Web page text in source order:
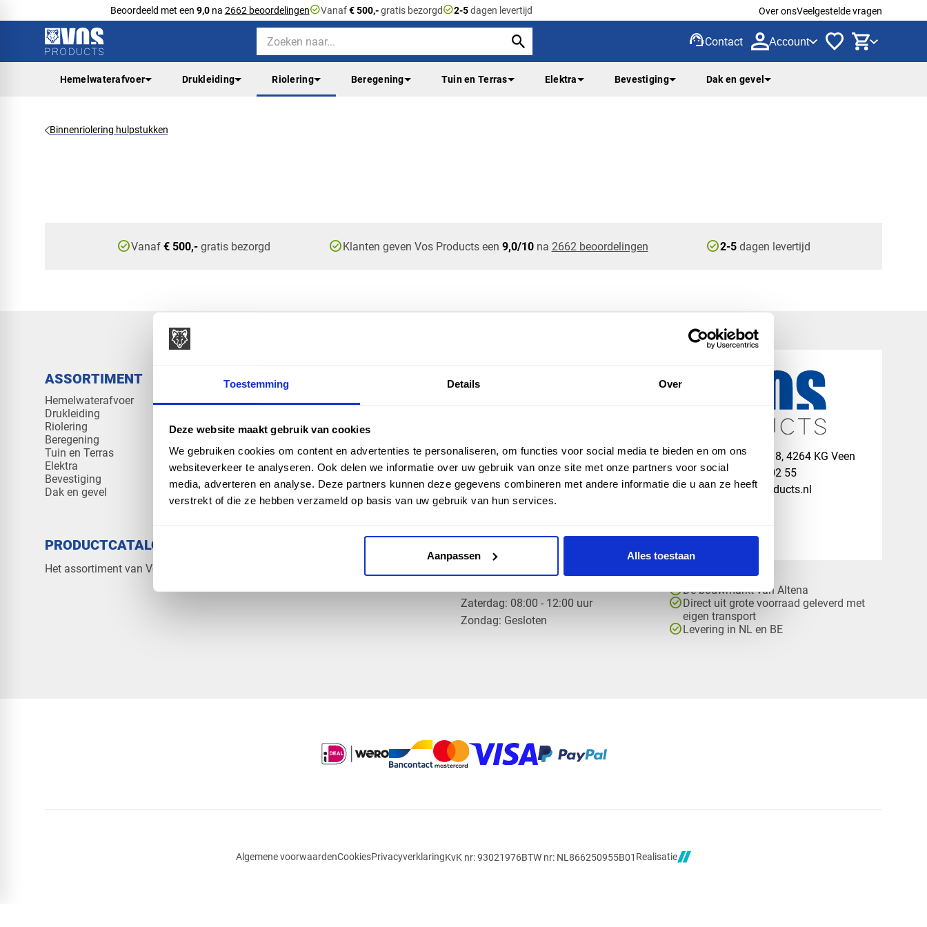
Toestemming Details Over
Deze website maakt gebruik van cookies
We gebruiken cookies om content en advertenties te personaliseren, om functies voor social media te bieden en om ons
websiteverkeer te analyseren. Ook delen we informatie over uw gebruik van onze site met onze partners voor social
media, adverteren en analyse. Deze partners kunnen deze gegevens combineren met andere informatie die u aan ze heeft
verstrekt of die ze hebben verzameld op basis van uw gebruik van hun services.
Aanpassen Alles toestaan
Beoordeeld met een 9,0na 2662 beoordelingencheck_circleVanaf€ 500,-gratis bezorgdcheck_circle2-5dagen levertijd Over onsVeelgestelde vragen
support_agentContact Account
Hemelwaterafvoer Drukleiding Riolering Beregening Tuin en Terras Elektra Bevestiging Dak en gevel
Binnenriolering hulpstukken
check_circleVanaf € 500,-gratis bezorgd check_circleKlanten geven Vos Products een 9,0/10na 2662 beoordelingen check_circle2-5 dagen levertijd
ASSORTIMENT
Hemelwaterafvoer
Drukleiding
Riolering
Beregening
Tuin en Terras
Elektra
Bevestiging
Dak en gevel
KENNIS EN HULP
Klantenservice
Veelgestelde vragen
ZAKELIJK
PRODUCTCATALOGUS 2026
Het assortiment van Vos Products
​Zaterdag: 08:00 - 12:00 uur
​Zondag: Gesloten
map Veensesteeg 8, 4264 KG Veen
phone_enabled +31 416 75 02 55
mail info@vosproducts.nl
check_circleDé bouwmarkt van Altena
check_circle Direct uit grote voorraad geleverd met
eigen transport
check_circle Levering in NL en BE
Algemene voorwaardenCookiesPrivacyverklaringKvK nr: 93021976BTW nr: NL866250955B01 Realisatie